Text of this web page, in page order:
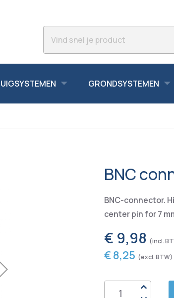
GRONDSYSTEMEN
BNC
BNC-connector.
center pin for 7
€ 9,98
€ 8,25